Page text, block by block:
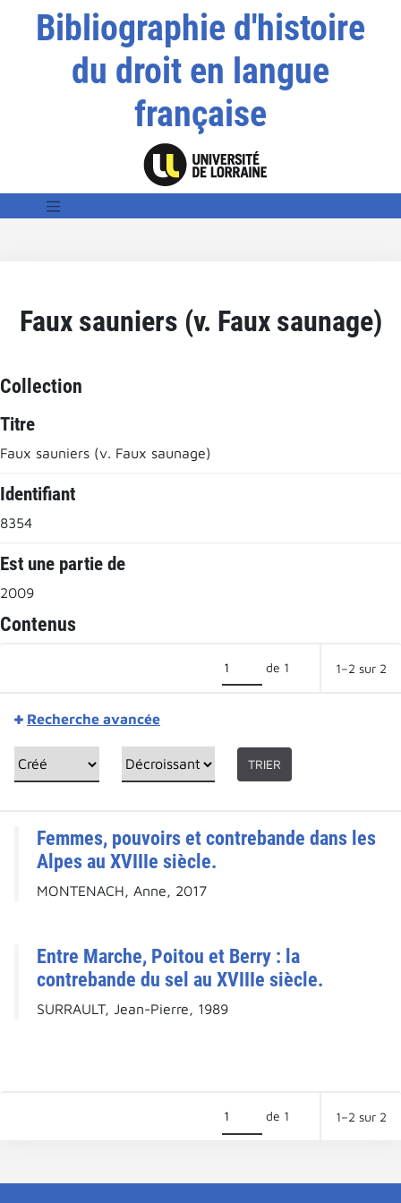
Bibliographie d'histoire
du droit en langue
française
Faux sauniers (v. Faux saunage)
Collection
Titre
Faux sauniers (v. Faux saunage)
Identifiant
8354
Est une partie de
2009
Contenus
de 1 1–2 sur 2
Recherche avancée
TRIER
Femmes, pouvoirs et contrebande dans les
Alpes au XVIIIe siècle.
MONTENACH, Anne, 2017
Entre Marche, Poitou et Berry : la
contrebande du sel au XVIIIe siècle.
SURRAULT, Jean-Pierre, 1989
de 1 1–2 sur 2